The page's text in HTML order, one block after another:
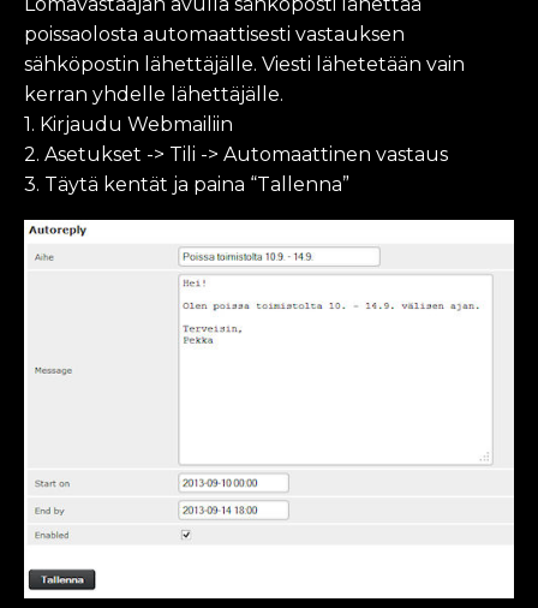
poissaolosta automaattisesti vastauksen
sähköpostin lähettäjälle. Viesti lähetetään vain
kerran yhdelle lähettäjälle.
1. Kirjaudu Webmailiin
2. Asetukset -> Tili -> Automaattinen vastaus
3. Täytä kentät ja paina “Tallenna”